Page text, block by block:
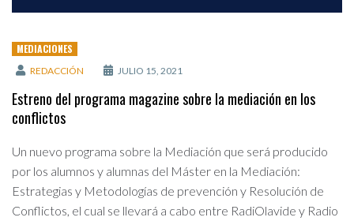
MEDIACIONES
REDACCIÓN JULIO 15, 2021
Estreno del programa magazine sobre la mediación en los
conflictos
Un nuevo programa sobre la Mediación que será producido
por los alumnos y alumnas del Máster en la Mediación:
Estrategias y Metodologías de prevención y Resolución de
Conflictos, el cual se llevará a cabo entre RadiOlavide y Radio